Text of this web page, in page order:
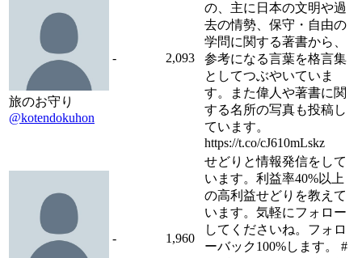
旅のお守り
@kotendokuhon
- 2,093
の、主に日本の文明や過
去の情勢、保守・自由の
学問に関する著書から、
参考になる言葉を格言集
としてつぶやいていま
す。また偉人や著書に関
する名所の写真も投稿し
ています。
https://t.co/cJ610mLskz
- 1,960
せどりと情報発信をして
います。利益率40%以上
の高利益せどりを教えて
います。気軽にフォロー
してくださいね。フォロ
ーバック100%します。 #